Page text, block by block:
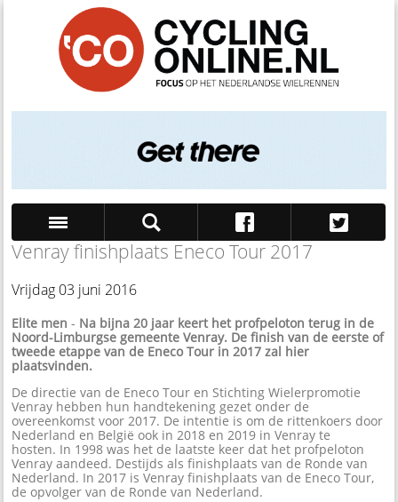
Venray finishplaats Eneco Tour 2017
Vrijdag 03 juni 2016
Elite men - Na bijna 20 jaar keert het profpeloton terug in de
Noord-Limburgse gemeente Venray. De finish van de eerste of
tweede etappe van de Eneco Tour in 2017 zal hier
plaatsvinden.
De directie van de Eneco Tour en Stichting Wielerpromotie
Venray hebben hun handtekening gezet onder de
overeenkomst voor 2017. De intentie is om de rittenkoers door
Nederland en België ook in 2018 en 2019 in Venray te
hosten. In 1998 was het de laatste keer dat het profpeloton
Venray aandeed. Destijds als finishplaats van de Ronde van
Nederland. In 2017 is Venray finishplaats van de Eneco Tour,
de opvolger van de Ronde van Nederland.